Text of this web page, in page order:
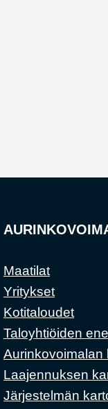
Maatilat
Yritykset
Kotitaloudet
Taloyhtiöiden
Aurinkovoimalan
Laajennuksen
Järjestelmän